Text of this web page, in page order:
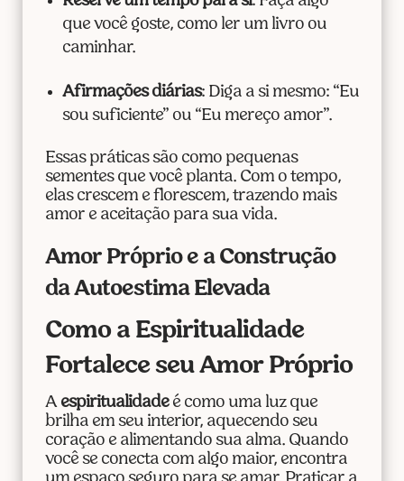
que você goste, como ler um livro ou
caminhar.
Afirmações diárias: Diga a si mesmo: “Eu
sou suficiente” ou “Eu mereço amor”.
Essas práticas são como pequenas
sementes que você planta. Com o tempo,
elas crescem e florescem, trazendo mais
amor e aceitação para sua vida.
Amor Próprio e a Construção
da Autoestima Elevada
Como a Espiritualidade
Fortalece seu Amor Próprio
A espiritualidadeé como uma luz que
brilha em seu interior, aquecendo seu
coração e alimentando sua alma. Quando
você se conecta com algo maior, encontra